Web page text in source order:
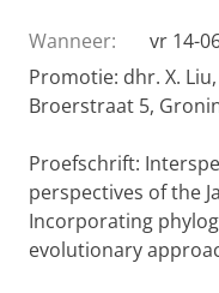
Wanneer:
vr 14-
Promotie: dhr. X.
Broerstraat 5,
Proefschrift:
perspectives of the
Incorporating
evolutionary